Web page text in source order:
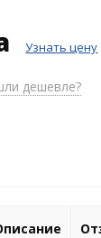
Узнать цену
дешевле?